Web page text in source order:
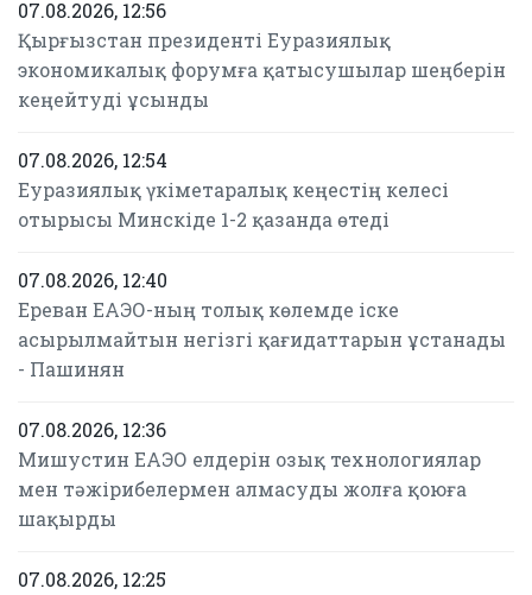
07.08.2026, 12:56
Қырғызстан президенті Еуразиялық
экономикалық форумға қатысушылар шеңберін
кеңейтуді ұсынды
07.08.2026, 12:54
Еуразиялық үкіметаралық кеңестің келесі
отырысы Минскіде 1-2 қазанда өтеді
07.08.2026, 12:40
Ереван ЕАЭО-ның толық көлемде іске
асырылмайтын негізгі қағидаттарын ұстанады
- Пашинян
07.08.2026, 12:36
Мишустин ЕАЭО елдерін озық технологиялар
мен тәжірибелермен алмасуды жолға қоюға
шақырды
07.08.2026, 12:25